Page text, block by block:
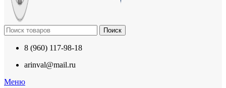
Поиск
8 (960) 117-98-18
arinval@mail.ru
Меню